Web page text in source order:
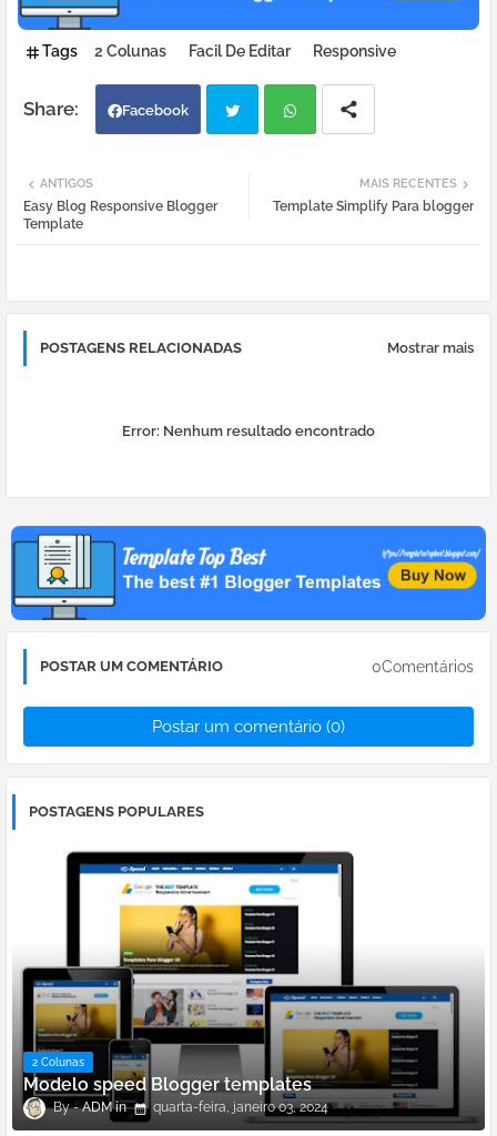
Tags 2 Colunas Facil De Editar Responsive
Facebook
atsa
MAIS RECENTES
Template Simplify Para blogger
ANTIGOS
Easy Blog Responsive Blogger
Template
POSTAGENS RELACIONADAS Mostrar mais
Error: Nenhum resultado encontrado
POSTAR UM COMENTÁRIO 0Comentários
Postar um comentário (0)
POSTAGENS POPULARES
2 Colunas
Modelo speed Blogger templates
ADM quarta-feira, janeiro 03, 2024